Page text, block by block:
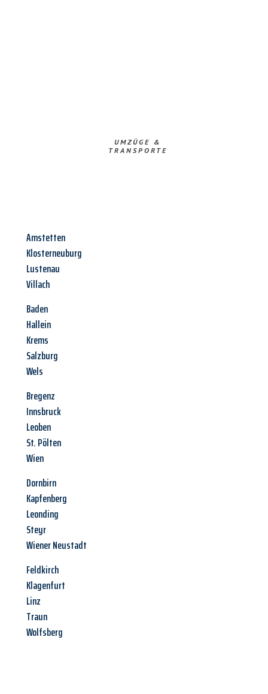
UMZÜGE &
TRANSPORTE
Amstetten
Klosterneuburg
Lustenau
Villach
Baden
Hallein
Krems
Salzburg
Wels
Bregenz
Innsbruck
Leoben
St. Pölten
Wien
Dornbirn
Kapfenberg
Leonding
Steyr
Wiener Neustadt
Feldkirch
Klagenfurt
Linz
Traun
Wolfsberg